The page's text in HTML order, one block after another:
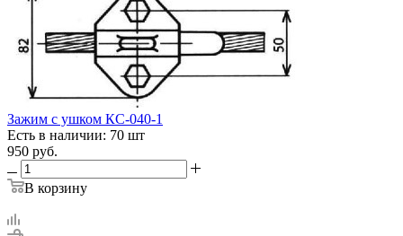
Зажим с ушком КС-040-1
Есть в наличии: 70 шт
950 руб.
В корзину